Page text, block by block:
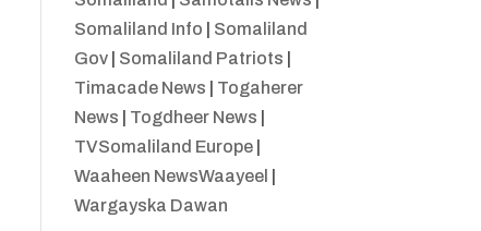
Somaliland Info
Somaliland
Gov| Somaliland Patriots
Timacade News
Togaherer
News
Togdheer News
TVSomaliland Europe|
Waaheen NewsWaayeel
Wargayska Dawan